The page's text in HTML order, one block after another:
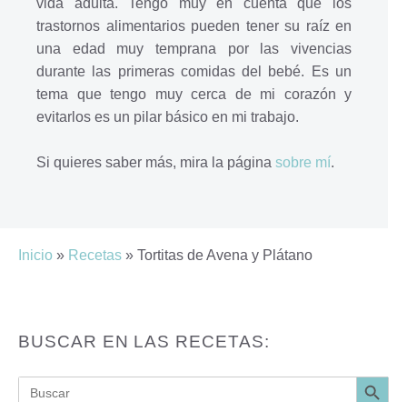
trastornos alimentarios pueden tener su raíz en
una edad muy temprana por las vivencias
durante las primeras comidas del bebé. Es un
tema que tengo muy cerca de mi corazón y
evitarlos es un pilar básico en mi trabajo.
Si quieres saber más, mira la página sobre mí.
Inicio » Recetas » Tortitas de Avena y Plátano
BUSCAR EN LAS RECETAS:
Buscar: Botón de